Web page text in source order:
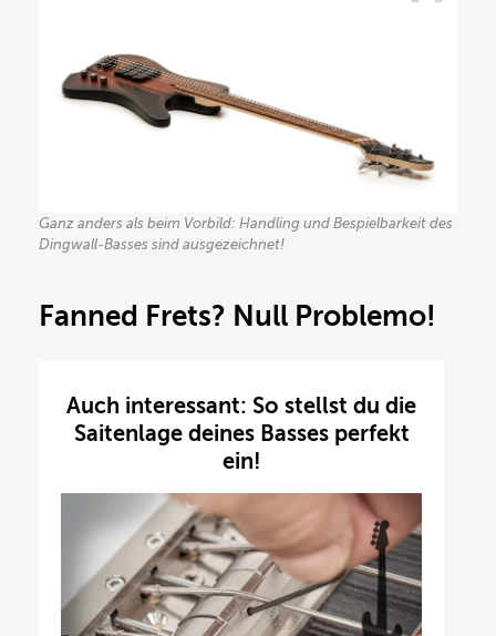
Ganz anders als beim Vorbild: Handling und Bespielbarkeit des
Dingwall-Basses sind ausgezeichnet!
Fanned Frets? Null Problemo!
Auch interessant: So stellst du die
Saitenlage deines Basses perfekt
ein!